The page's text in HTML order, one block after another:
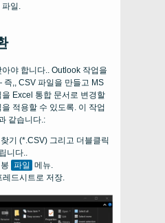
파일.
야 합니다.. Outlook 작업을
,, CSV 파일을 만들고 MS
Excel 통합 문서로 변경할
적용할 수 있도록. 이 작업
같습니다.:
기 (*.CSV) 그리고 더블클릭
니다..
파일 메뉴.
드시트로 저장.